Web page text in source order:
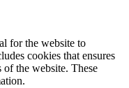
for the website to
cookies that ensures
of the website. These